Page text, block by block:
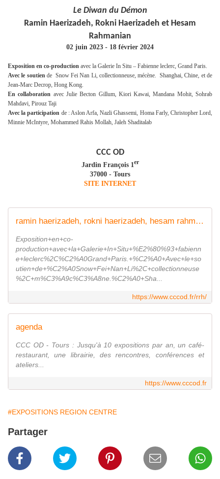
Le Diwan du Démon
Ramin Haerizadeh, Rokni Haerizadeh et Hesam
Rahmanian
02 juin 2023 - 18 février 2024
Exposition en co-production avec la Galerie In Situ – Fabienne leclerc, Grand Paris.
Avec le soutien de Snow Fei Nan Li, collectionneuse, mécène. Shanghai, Chine, et de
Jean-Marc Decrop, Hong Kong.
En collaboration avec Julie Becton Gillum, Kiori Kawai, Mandana Mohit, Sohrab
Mahdavi, Pirouz Taji
Avec la participation de : Aslon Arfa, Nazli Ghassemi, Homa Farly, Christopher Lord,
Minnie McIntyre, Mohammed Rahis Mollah, Jaleh Shaditalab
CCC OD
Jardin François 1 er
37000 - Tours
SITE INTERNET
ramin haerizadeh, rokni haerizadeh, hesam rahmanian
Exposition+en+co-
production+avec+la+Galerie+In+Situ+%E2%80%93+fabienn
e+leclerc%2C%C2%A0Grand+Paris.+%C2%A0+Avec+le+so
utien+de+%C2%A0Snow+Fei+Nan+Li%2C+collectionneuse
%2C+m%C3%A9c%C3%A8ne.%C2%A0+Sha...
https://www.cccod.fr/rrh/
agenda
CCC OD - Tours : Jusqu'à 10 expositions par an, un café-
restaurant, une librairie, des rencontres, conférences et
ateliers...
https://www.cccod.fr
#EXPOSITIONS REGION CENTRE
Partager